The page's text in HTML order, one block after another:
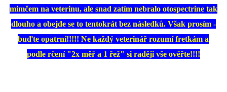
PODMÍNKY PŘEVZETÍ FRETKY.
O FRETCE
mimčem na veterinu, ale snad zatím nebralo otospectrine tak
dlouho a obejde se to tentokrát bez následků. Však prosím -
buďte opatrní!!!!! Ne každý veterinář rozumí fretkám a
podle rčení "2x měř a 1 řež" si raději vše ověřte!!!!